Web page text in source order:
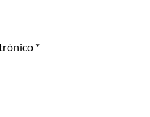
*Obligatorio